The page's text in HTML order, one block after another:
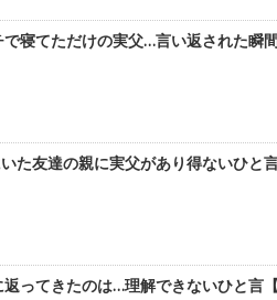
で寝てただけの実父…言い返された
た友達の親に実父があり得ないひと
ってきたのは…理解できないひと言